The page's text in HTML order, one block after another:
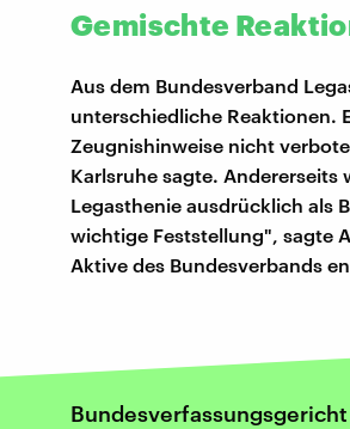
Gemischte
Aus dem Bundesverband
unterschiedliche Reaktionen.
Zeugnishinweise nicht
Karlsruhe sagte. Andererseits
Legasthenie ausdrücklich als
wichtige Feststellung", sagte
Aktive des Bundesverbands
Bundesverfassungsgericht